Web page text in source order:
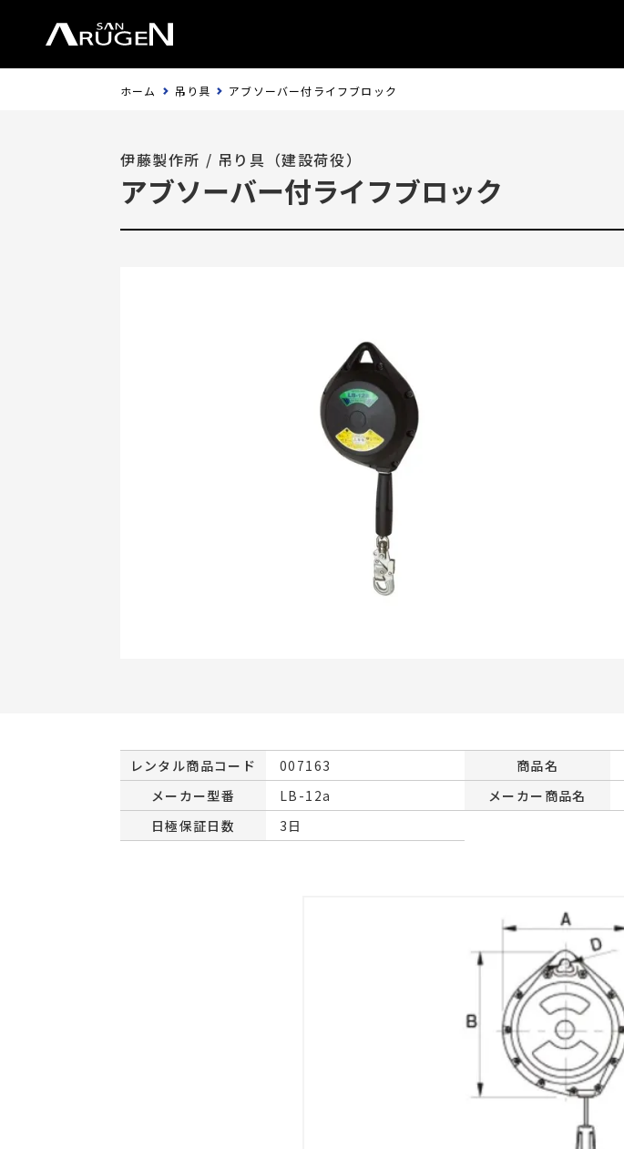
ホーム 吊り具 アブソーバー付ライフブロック
伊藤製作所 / 吊り具（建設荷役）
アブソーバー付ライフブロック
レンタル商品コード 007163 商品名
メーカー型番
LB-12a メーカー商品名
日極保証日数
3日